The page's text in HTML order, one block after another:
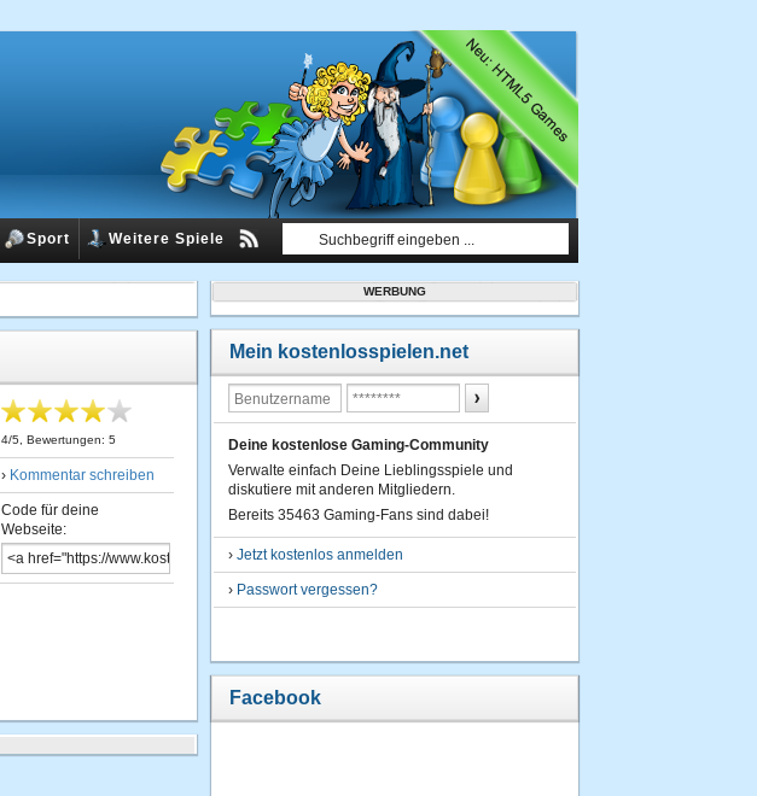
Sport Weitere Spiele
4/5 , Bewertungen: 5
› Kommentar schreiben
Code für deine
Webseite:
WERBUNG
Mein kostenlosspielen.net
Deine kostenlose Gaming-Community
Verwalte einfach Deine Lieblingsspiele und
diskutiere mit anderen Mitgliedern.
Bereits 35463 Gaming-Fans sind dabei!
› Jetzt kostenlos anmelden
› Passwort vergessen?
Facebook